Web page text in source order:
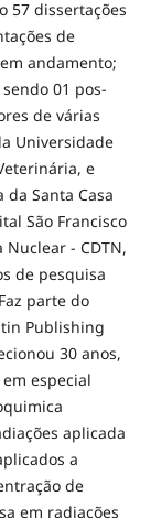
57 dissertações
de
andamento;
01 pos-
de várias
Universidade
e
Santa Casa
São Francisco
- CDTN,
de pesquisa
parte do
Publishing
30 anos,
especial
aplicada
a
de
em radiações